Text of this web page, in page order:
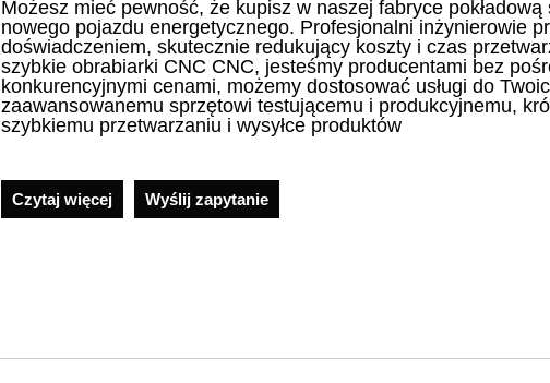
Możesz mieć pewność, że kupisz w naszej fabryce
nowego pojazdu energetycznego. Profesjonalni inżynierowie
doświadczeniem, skutecznie redukujący koszty i czas
szybkie obrabiarki CNC CNC, jesteśmy producentami bez
konkurencyjnymi cenami, możemy dostosować usługi do
zaawansowanemu sprzętowi testującemu i produkcyjnemu,
szybkiemu przetwarzaniu i wysyłce produktów
Czytaj więcej Wyślij zapytanie